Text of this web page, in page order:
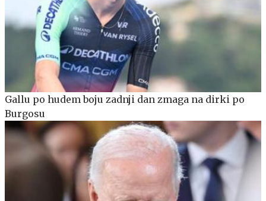
Gallu po hudem boju zadnji dan zmaga na dirki po
Burgosu